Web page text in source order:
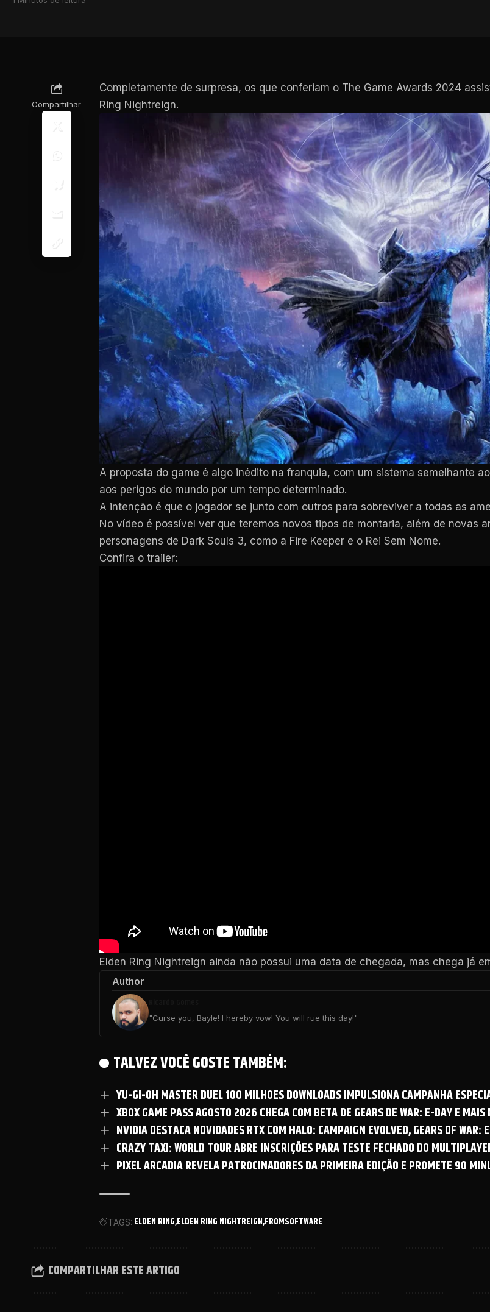
Compartilhar
Completamente de surpresa, os que conferiam o The Game Awards 2024
Ring Nightreign.
A proposta do game é algo inédito na franquia, com um sistema semelhante
aos perigos do mundo por um tempo determinado.
A intenção é que o jogador se junto com outros para sobreviver a todas as
No vídeo é possível ver que teremos novos tipos de montaria, além de novas
personagens de Dark Souls 3, como a Fire Keeper e o Rei Sem Nome.
Confira o trailer:
Elden Ring Nightreign ainda não possui uma data de chegada, mas chega já
Author
"Curse you, Bayle! I hereby vow! You will rue this day!"
TALVEZ VOCÊ GOSTE TAMBÉM:
YU-GI-OH MASTER DUEL 100 MILHOES DOWNLOADS IMPULSIONA CAMPANHA
XBOX GAME PASS AGOSTO 2026 CHEGA COM BETA DE GEARS DE WAR: E-DAY E MAIS
NVIDIA DESTACA NOVIDADES RTX COM HALO: CAMPAIGN EVOLVED, GEARS OF
CRAZY TAXI: WORLD TOUR ABRE INSCRIÇÕES PARA TESTE FECHADO DO
PIXEL ARCADIA REVELA PATROCINADORES DA PRIMEIRA EDIÇÃO E PROMETE 90
TAGS: ELDEN RING ELDEN RING NIGHTREIGN FROMSOFTWARE
COMPARTILHAR ESTE ARTIGO